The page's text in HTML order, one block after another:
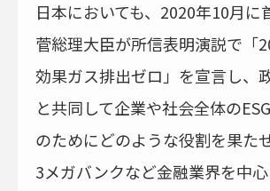
日本においても、2020年10月に
菅総理大臣が所信表明演説で「
効果ガス排出ゼロ」を宣言し、
と共同して企業や社会全体の
のためにどのような役割を果た
3メガバンクなど金融業界を中